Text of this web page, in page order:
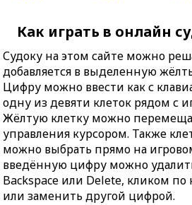
Как играть в онлайн
Судоку на этом сайте можно
добавляется в выделенную
Цифру можно ввести как с
одну из девяти клеток рядом с
Жёлтую клетку можно
управления курсором. Также
можно выбрать прямо на
введённую цифру можно
Backspace или Delete, кликом по
или заменить другой цифрой.